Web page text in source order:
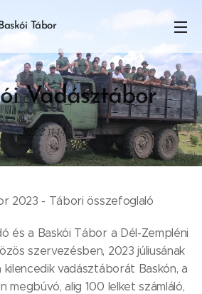
Tábor
Vadásztábor
2023.11.14
2023 - Tábori összefoglaló
és a Baskói Tábor a Dél-Zempléni
szervezésben, 2023 júliusának
vadásztáborát Baskón, a
megbúvó, alig 100 lelket számláló,